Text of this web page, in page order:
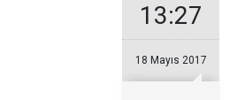
13:27
18 Mayıs 2017